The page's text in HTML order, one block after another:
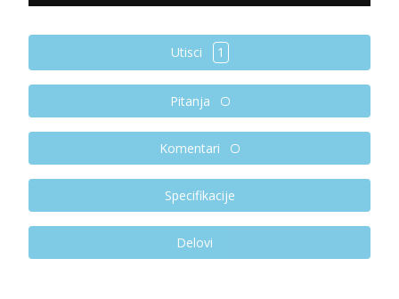
Utisci 1
Pitanja
Komentari
Specifikacije
Delovi